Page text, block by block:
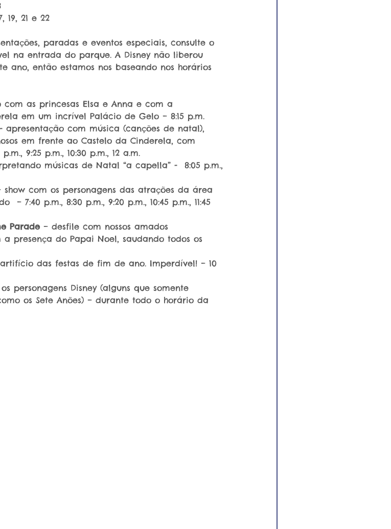
19, 21 e 22
paradas e eventos especiais, consulte o
na entrada do parque. A Disney não liberou
ano, então estamos nos baseando nos horários
com as princesas Elsa e Anna e com a
em um incrível Palácio de Gelo – 8:15 p.m.
apresentação com música (canções de natal),
em frente ao Castelo da Cinderela, com
9:25 p.m., 10:30 p.m., 12 a.m.
músicas de Natal “a capella” -  8:05 p.m.,
show com os personagens das atrações da área
7:40 p.m., 8:30 p.m., 9:20 p.m., 10:45 p.m., 11:45
Parade – desfile com nossos amados
presença do Papai Noel, saudando todos os
das festas de fim de ano. Imperdível! – 10
personagens Disney (alguns que somente
os Sete Anões) – durante todo o horário da